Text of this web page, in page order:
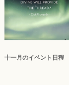
十一月のイベント日程